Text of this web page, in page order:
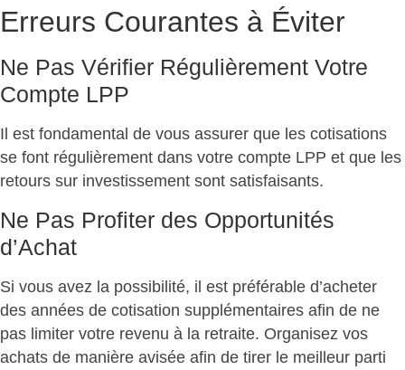
Erreurs Courantes à Éviter
Ne Pas Vérifier Régulièrement Votre
Compte LPP
Il est fondamental de vous assurer que les cotisations
se font régulièrement dans votre compte LPP et que les
retours sur investissement sont satisfaisants.
Ne Pas Profiter des Opportunités
d’Achat
Si vous avez la possibilité, il est préférable d’acheter
des années de cotisation supplémentaires afin de ne
pas limiter votre revenu à la retraite. Organisez vos
achats de manière avisée afin de tirer le meilleur parti